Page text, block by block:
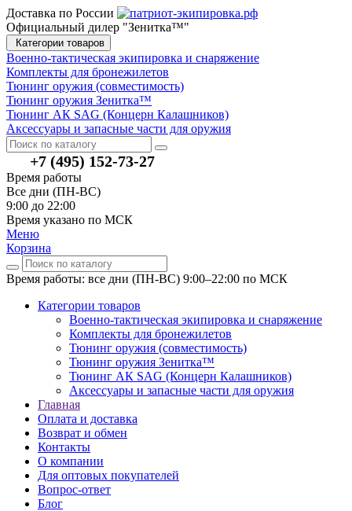
Доставка по России
Официальный дилер "Зенитка™"
Категории товаров
Военно-тактическая экипировка и снаряжение
Комплекты для бронежилетов
Тюнинг оружия (совместимость)
Тюнинг оружия Зенитка™
Тюнинг АК SAG (Концерн Калашников)
Аксессуары и запасные части для оружия
+7 (495) 152-73-27
Время работы
Все дни (ПН-ВС)
9:00 до 22:00
Время указано по МСК
Меню
Корзина
Время работы: все дни (ПН-ВС) 9:00–22:00 по МСК
Категории товаров
Военно-тактическая экипировка и снаряжение
Комплекты для бронежилетов
Тюнинг оружия (совместимость)
Тюнинг оружия Зенитка™
Тюнинг АК SAG (Концерн Калашников)
Аксессуары и запасные части для оружия
Главная
Оплата и доставка
Возврат и обмен
Контакты
О компании
Для оптовых покупателей
Вопрос-ответ
Блог